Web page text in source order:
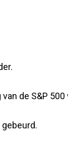
de S&P
gebeurd.